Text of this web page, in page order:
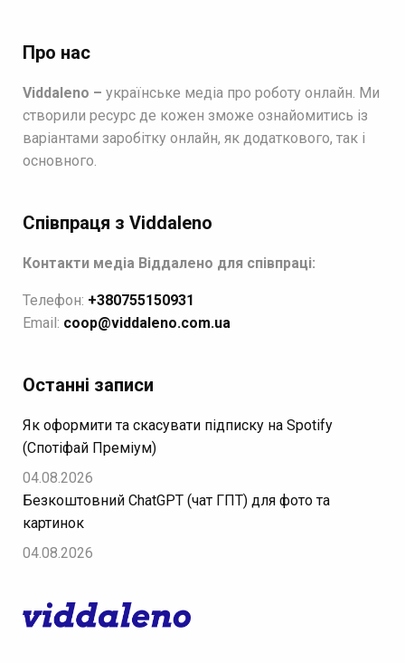
Про нас
Viddaleno – українське медіа про роботу онлайн. Ми
створили ресурс де кожен зможе ознайомитись із
варіантами заробітку онлайн, як додаткового, так і
основного.
Співпраця з Viddaleno
Контакти медіа Віддалено для співпраці:
Телефон: +380755150931
Email: coop@viddaleno.com.ua
Останні записи
Як оформити та скасувати підписку на Spotify
(Спотіфай Преміум)
04.08.2026
Безкоштовний ChatGPT (чат ГПТ) для фото та
картинок
04.08.2026